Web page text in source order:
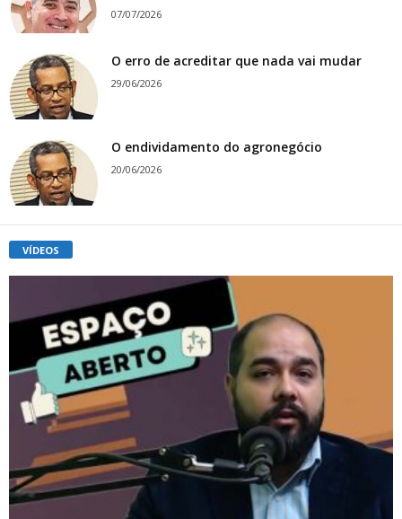
07/07/2026
O erro de acreditar que nada vai mudar
29/06/2026
O endividamento do agronegócio
20/06/2026
VÍDEOS